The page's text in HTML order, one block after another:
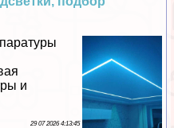
и
29 07 2026 4:13:45